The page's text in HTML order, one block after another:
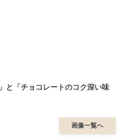
と「チョコレートのコク深い味
画像一覧へ